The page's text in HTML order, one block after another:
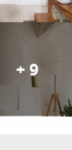
+ 9